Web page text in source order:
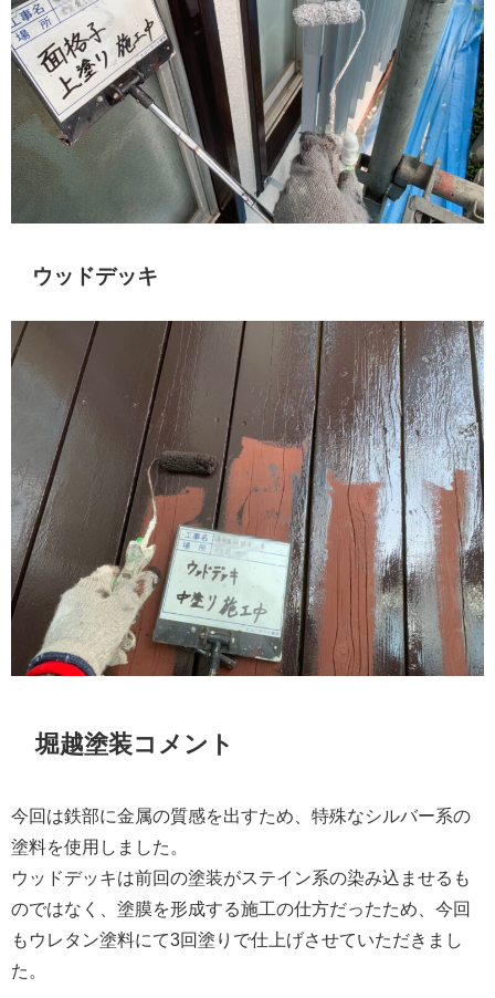
ウッドデッキ
堀越塗装コメント
今回は鉄部に金属の質感を出すため、特殊なシルバー系の
塗料を使用しました。
ウッドデッキは前回の塗装がステイン系の染み込ませるも
のではなく、塗膜を形成する施工の仕方だったため、今回
もウレタン塗料にて3回塗りで仕上げさせていただきまし
た。